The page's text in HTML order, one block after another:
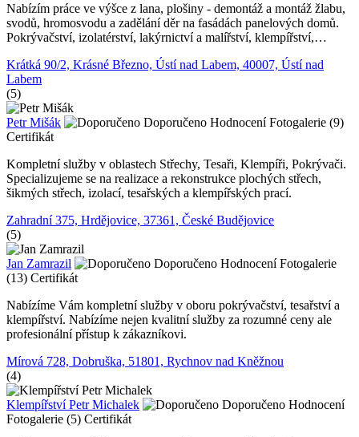
Nabízím práce ve výšce z lana, plošiny - demontáž a montáž žlabu,
svodů, hromosvodu a zadělání děr na fasádách panelových domů.
Pokrývačství, izolatérství, lakýrnictví a malířství, klempířství,…
Krátká 90/2, Krásné Březno, Ústí nad Labem, 40007, Ústí nad
Labem
(5)
Petr Mišák Doporučeno Hodnocení Fotogalerie (9)
Certifikát
Kompletní služby v oblastech Střechy, Tesaři, Klempíři, Pokrývači.
Specializujeme se na realizace a rekonstrukce plochých střech,
šikmých střech, izolací, tesařských a klempířských prací.
Zahradní 375, Hrdějovice, 37361, České Budějovice
(5)
Jan Zamrazil Doporučeno Hodnocení Fotogalerie
(13) Certifikát
Nabízíme Vám kompletní služby v oboru pokrývačství, tesařství a
klempířství. Nabízíme nejen kvalitní služby za rozumné ceny ale
profesionální přístup k zákazníkovi.
Mírová 728, Dobruška, 51801, Rychnov nad Kněžnou
(4)
Klempířství Petr Michalek Doporučeno Hodnocení
Fotogalerie (5) Certifikát